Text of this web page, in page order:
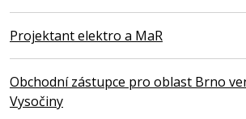
Projektant elektro a MaR
Obchodní zástupce pro oblast Brno
Vysočiny